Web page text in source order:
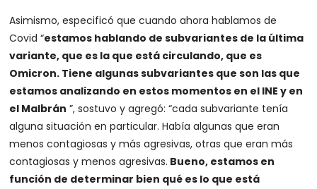
Asimismo, especificó que cuando ahora hablamos de
Covid “estamos hablando de subvariantes de la última
variante, que es la que está circulando, que es
Omicron. Tiene algunas subvariantes que son las que
estamos analizando en estos momentos en el INE y en
el Malbrán ”, sostuvo y agregó: “cada subvariante tenía
alguna situación en particular. Había algunas que eran
menos contagiosas y más agresivas, otras que eran más
contagiosas y menos agresivas. Bueno, estamos en
función de determinar bien qué es lo que está